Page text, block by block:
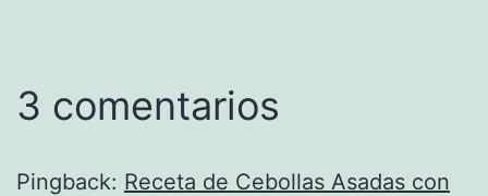
3 comentarios
Pingback: Receta de Cebollas Asadas con